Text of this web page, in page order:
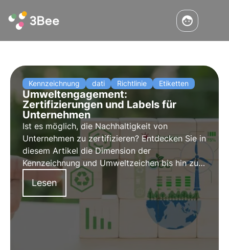
Kennzeichnung dati Richtlinie Etiketten
Umweltengagement:
Zertifizierungen und Labels für
Unternehmen
Ist es möglich, die Nachhaltigkeit von
Unternehmen zu zertifizieren? Entdecken Sie in
diesem Artikel die Dimension der
Kennzeichnung und Umweltzeichen bis hin zur
vorgeschlagenen Green-Claims-Richtlinie.
Erfahren Sie mehr mit den Pillen aus der Oase,
der digitalen Akademie von 3Bee für
Lesen